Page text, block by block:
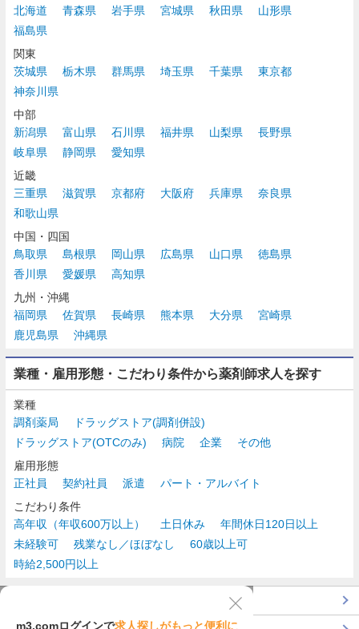
北海道
青森県 岩手県 宮城県 秋田県
山形県
福島県
関東
茨城県
栃木県 群馬県 埼玉県 千葉県
東京都
神奈川県
中部
新潟県
富山県 石川県 福井県 山梨県
長野県
岐阜県
静岡県
愛知県
近畿
三重県
滋賀県 京都府 大阪府 兵庫県
奈良県
和歌山県
中国・四国
鳥取県
島根県 岡山県 広島県 山口県
徳島県
香川県
愛媛県
高知県
九州・沖縄
福岡県
佐賀県 長崎県 熊本県 大分県
宮崎県
鹿児島県
沖縄県
業種・雇用形態・こだわり条件から薬剤師求人を探す
業種
調剤薬局
ドラッグストア(調剤併設)
ドラッグストア(OTCのみ)
病院 企業
その他
雇用形態
正社員
契約社員 派遣
パート・アルバイト
こだわり条件
高年収（年収600万以上）
土日休み
年間休日120日以上
未経験可
残業なし／ほぼなし
60歳以上可
時給2,500円以上
m3.comログインで求人探しがもっと便利に